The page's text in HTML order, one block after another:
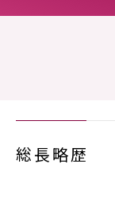
総長略歴